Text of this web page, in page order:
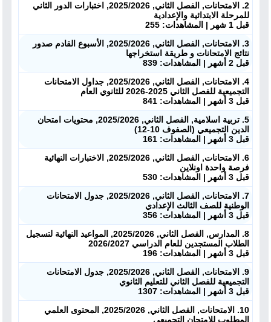
2. الامتحانات, الفصل الثاني, 2025/2026, اختبارات الدور الثاني
للمرحلة الابتدائية والإعدادية
قبل 1 شهر | المشاهدات: 255
3. الامتحانات, الفصل الثاني, 2025/2026, الأسبوع القادم صدور
نتائج الامتحانات و طريقة استخراجها
قبل 2 أشهر | المشاهدات: 839
4. الامتحانات, الفصل الثاني, 2025/2026, جداول الامتحانات
التجميعية للفصل الثاني 2025-2026 للثانوي العام
قبل 3 أشهر | المشاهدات: 841
5. تربية اسلامية, الفصل الثاني, 2025/2026, محتويات امتحان
الدين التجميعي (الصفوف 10-12)
قبل 3 أشهر | المشاهدات: 161
6. الامتحانات, الفصل الثاني, 2025/2026, الاختبارات النهائية
فرصة واحدة اونلاين
قبل 3 أشهر | المشاهدات: 530
7. الامتحانات, الفصل الثاني, 2025/2026, جدول الامتحانات
الوطنية للصف الثالث الإعدادي
قبل 3 أشهر | المشاهدات: 356
8. المدارس, الفصل الثاني, 2025/2026, المواعيد النهائية لتسجيل
الطلاب المستجدين للعام الدراسي 2026/2027
قبل 3 أشهر | المشاهدات: 196
9. الامتحانات, الفصل الثاني, 2025/2026, جدول الامتحانات
التجميعية للفصل الثاني للتعليم الثانوي
قبل 3 أشهر | المشاهدات: 1307
10. الامتحانات, الفصل الثاني, 2025/2026, المحتوى العلمي
المطلوب للامتحان التجميعي